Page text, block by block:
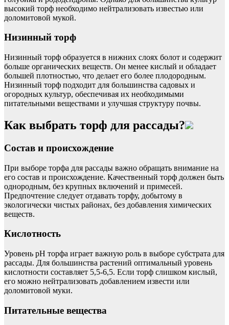
высокий торф необходимо нейтрализовать известью или
доломитовой мукой.
Низинный торф
Низинный торф образуется в нижних слоях болот и содержит
больше органических веществ. Он менее кислый и обладает
большей плотностью, что делает его более плодородным.
Низинный торф подходит для большинства садовых и
огородных культур, обеспечивая их необходимыми
питательными веществами и улучшая структуру почвы.
Как выбрать торф для рассады?
Состав и происхождение
При выборе торфа для рассады важно обращать внимание на
его состав и происхождение. Качественный торф должен быть
однородным, без крупных включений и примесей.
Предпочтение следует отдавать торфу, добытому в
экологически чистых районах, без добавления химических
веществ.
Кислотность
Уровень pH торфа играет важную роль в выборе субстрата для
рассады. Для большинства растений оптимальный уровень
кислотности составляет 5,5-6,5. Если торф слишком кислый,
его можно нейтрализовать добавлением извести или
доломитовой муки.
Питательные вещества